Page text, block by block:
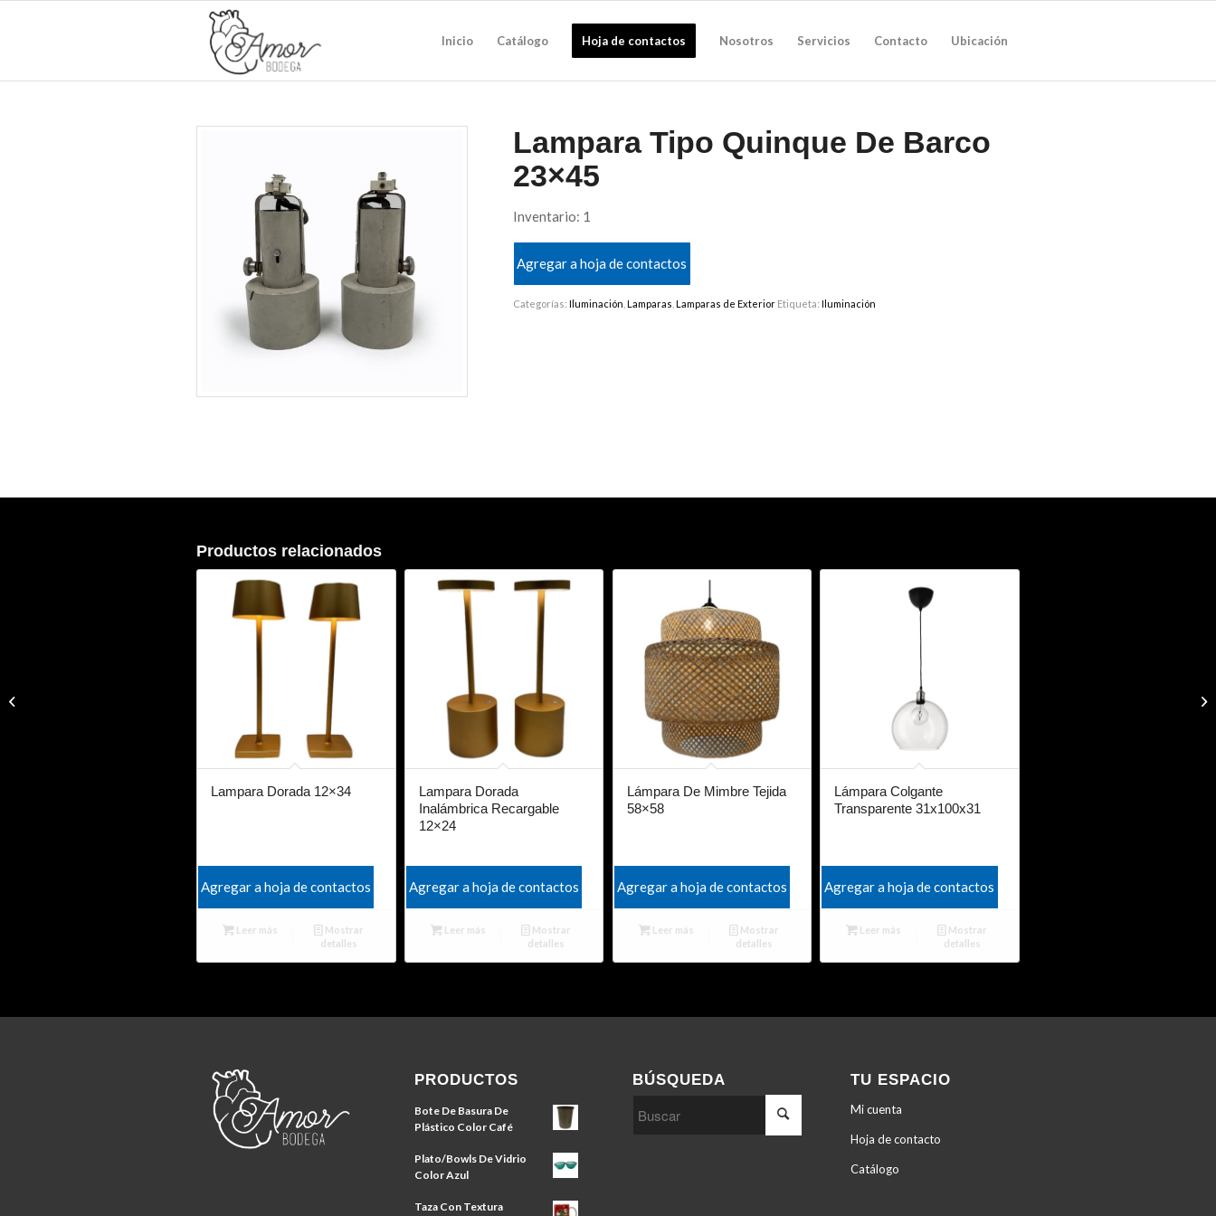
Inicio Catálogo Hoja de contactos Nosotros Servicios Contacto Ubicación
Lampara Tipo Quinque De Barco
23×45
Inventario: 1
Agregar a hoja de contactos
Categorías:Iluminación ,Lamparas ,Lamparas de Exterior Etiqueta:Iluminación
Productos relacionados
Lampara Dorada 12×34
Agregar a hoja de contactos
Leer más
Mostrar
detalles
Lampara Dorada
Inalámbrica Recargable
12×24
Agregar a hoja de contactos
Leer más
Mostrar
detalles
Lámpara De Mimbre Tejida
58×58
Agregar a hoja de contactos
Leer más
Mostrar
detalles
Lámpara Colgante
Transparente 31x100x31
Agregar a hoja de contactos
Leer más
Mostrar
detalles
PRODUCTOS
Bote De Basura De
Plástico Color Café
Plato/Bowls De Vidrio
Color Azul
Taza Con Textura
BÚSQUEDA TU ESPACIO
Mi cuenta
Hoja de contacto
Catálogo